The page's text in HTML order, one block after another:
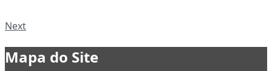
Next
Mapa do Site